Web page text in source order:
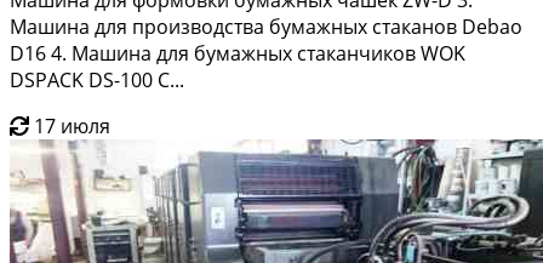
Машина для производства бумажных стаканов Debao
D16 4. Машина для бумажных стаканчиков WOK
DSPACK DS-100 C...
17 июля